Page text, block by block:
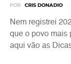
POR CRIS DONADIO
Nem registrei
que o povo mais
aqui vão as